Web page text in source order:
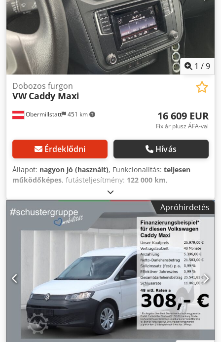
1 /9
Obermillstatt 451 km
Dobozos furgon
VW Caddy Maxi
16 609 EUR
Fix ár plusz ÁFA-val
Érdeklődni Hívás
Állapot: nagyon jó (használt), Funkcionalitás: teljesen
működőképes, futásteljesítmény: 122 000 km,
89,73 kW (122,00 LE)
helyezés:12/2019, üzemanyagtípus:dízel, üzemanyag-
fogyasztás (országúton):
6,5 l/100 km, szín: fehér,
sebességek száma:6, ülések száma: , Gyártási év:2019,
Felszereltség:ABS, AdBlue, USB port, abroncsnyomás-
ellenőrzés, autó regisztráció, elektromos ablakemelő,
elektronikus stabilitásprogram (ESP), emelkedőn való
elindulás segítő, fedélzeti számítógép, kiegészítő
fényszórók, ködlámpák, központi zár, légkondicionálás,
légzsák, nem dohányzó jármű, start-stop rendszer,
szervokormány, tempomat, tolóajtó, állófűtés, VW Caddy
Maxi zárt furgon, tökéletes, tiszta állapotban,
Codozcmbrspfx Aqierf
Apróhirdetés